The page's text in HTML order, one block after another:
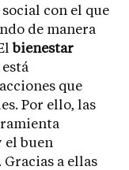
con el que
de manera
bienestar
que
Por ello, las
el buen
a ellas